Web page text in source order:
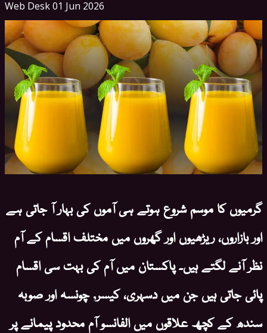
Web Desk01 Jun 2026
گرمیوں کا موسم شروع ہوتے ہی آموں کی بہار آ جاتی ہے
اور بازاروں، ریڑھیوں اور گھروں میں مختلف اقسام کے آم
نظر آنے لگتے ہیں۔ پاکستان میں آم کی بہت سی اقسام
پائی جاتی ہیں جن میں دسہری، کیسر, چونسہ اور صوبہ
سندھ کے کچھ علاقوں میں الفانسو آم محدود پیمانے پر